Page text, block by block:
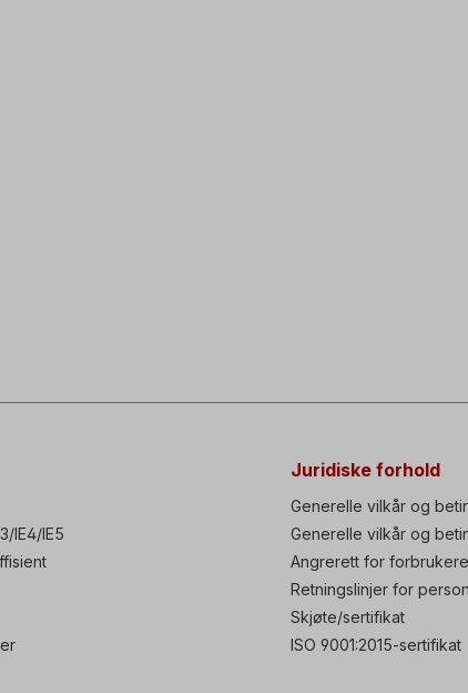
IE4/IE5
Juridiske forhold
Generelle vilkår og
Generelle vilkår og
Angrerett for forbrukere
Retningslinjer for
Skjøte/sertifikat
ISO 9001:2015-sertifikat